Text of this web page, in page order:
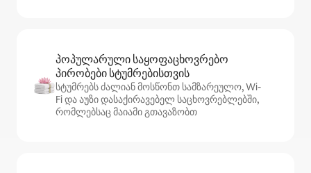
პოპულარული საყოფაცხოვრებო
პირობები სტუმრებისთვის
სტუმრებს ძალიან მოსწონთ სამზარეულო, Wi-
Fi და აუზი დასაქირავებელ საცხოვრებლებში,
რომლებსაც მაიამი გთავაზობთ